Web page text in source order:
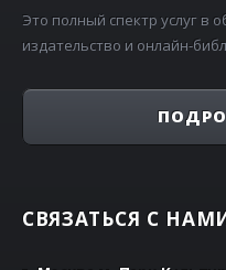
Это полный спектр услуг в
издательство и онлайн-
СВЯЗАТЬСЯ С